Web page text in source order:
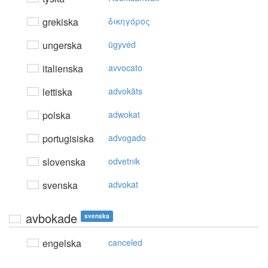
grekiska δικηγόρoς
ungerska ügyvéd
italienska avvocato
lettiska advokāts
polska adwokat
portugisiska advogado
slovenska odvetnik
svenska advokat
avbokade svenska
engelska canceled